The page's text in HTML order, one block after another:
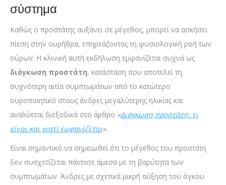
σύστημα
Καθώς ο προστάτης αυξάνει σε μέγεθος, μπορεί να ασκήσει
πίεση στην ουρήθρα, επηρεάζοντας τη φυσιολογική ροή των
ούρων. Η κλινική αυτή εκδήλωση εμφανίζεται συχνά ως
διόγκωση προστάτη, κατάσταση που αποτελεί τη
συχνότερη αιτία συμπτωμάτων από το κατώτερο
ουροποιητικό στους άνδρες μεγαλύτερης ηλικίας και
αναλύεται διεξοδικά στο άρθρο «Διόγκωση προστάτη: τι
είναι και γιατί εμφανίζεται».
Είναι σημαντικό να σημειωθεί ότι το μέγεθος του προστάτη
δεν συσχετίζεται πάντοτε άμεσα με τη βαρύτητα των
συμπτωμάτων. Άνδρες με σχετικά μικρή αύξηση του όγκου